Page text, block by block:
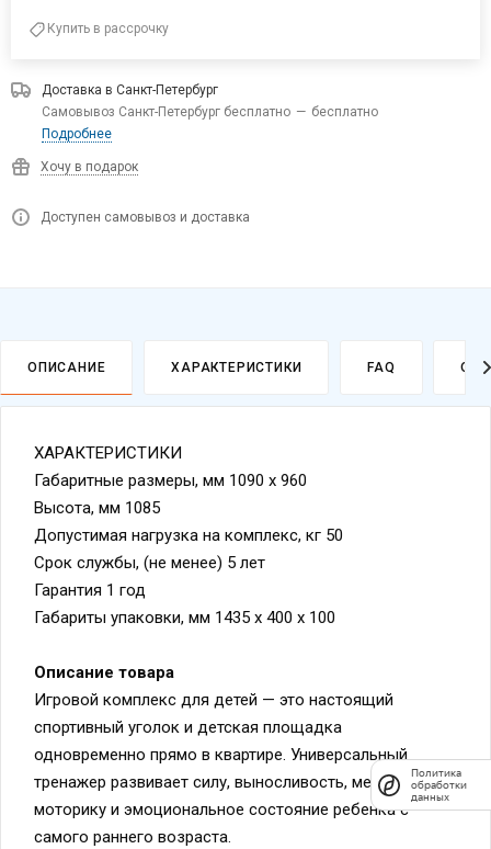
Купить в рассрочку
Доставка в Санкт-Петербург
Самовывоз Санкт-Петербург бесплатно — бесплатно
Подробнее
Хочу в подарок
Доступен самовывоз и доставка
ОПИСАНИЕ ХАРАКТЕРИСТИКИ FAQ
ХАРАКТЕРИСТИКИ
Габаритные размеры, мм 1090 х 960
Высота, мм 1085
Допустимая нагрузка на комплекс, кг 50
Срок службы, (не менее) 5 лет
Гарантия 1 год
Габариты упаковки, мм 1435 х 400 х 100
Описание товара
Игровой комплекс для детей — это настоящий
спортивный уголок и детская площадка
одновременно прямо в квартире. Универсальный
тренажер развивает силу, выносливость, мелкую
моторику и эмоциональное состояние ребенка с
самого раннего возраста.
Политика
обработки
данных